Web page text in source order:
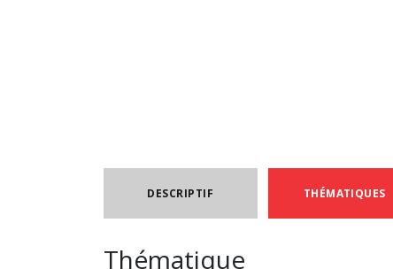
DESCRIPTIF THÉMATIQUES
Thématique